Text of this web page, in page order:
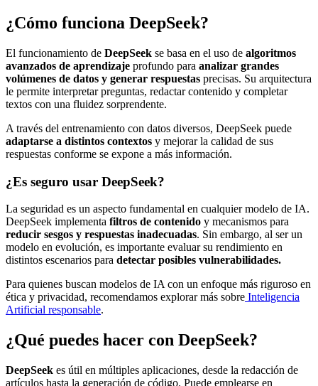
¿Cómo funciona DeepSeek?
El funcionamiento de DeepSeek se basa en el uso de algoritmos
avanzados de aprendizaje profundo para analizar grandes
volúmenes de datos y generar respuestas precisas. Su arquitectura
le permite interpretar preguntas, redactar contenido y completar
textos con una fluidez sorprendente.
A través del entrenamiento con datos diversos, DeepSeek puede
adaptarse a distintos contextos y mejorar la calidad de sus
respuestas conforme se expone a más información.
¿Es seguro usar DeepSeek?
La seguridad es un aspecto fundamental en cualquier modelo de IA.
DeepSeek implementa filtros de contenido y mecanismos para
reducir sesgos y respuestas inadecuadas. Sin embargo, al ser un
modelo en evolución, es importante evaluar su rendimiento en
distintos escenarios para detectar posibles vulnerabilidades.
Para quienes buscan modelos de IA con un enfoque más riguroso en
ética y privacidad, recomendamos explorar más sobre Inteligencia
Artificial responsable.
¿Qué puedes hacer con DeepSeek?
DeepSeek es útil en múltiples aplicaciones, desde la redacción de
artículos hasta la generación de código. Puede emplearse en